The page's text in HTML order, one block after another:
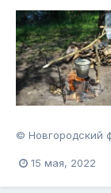
© Новгородский
15 мая, 2022